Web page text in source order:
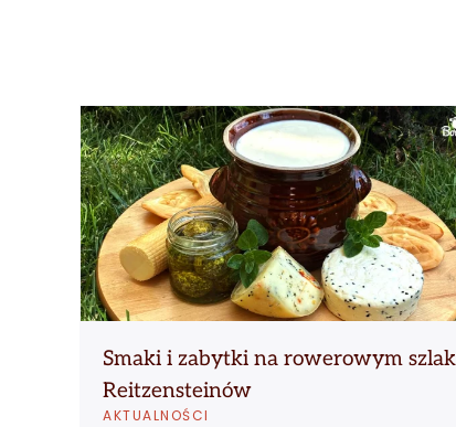
Smaki i zabytki na rowerowym
Reitzensteinów
AKTUALNOŚCI